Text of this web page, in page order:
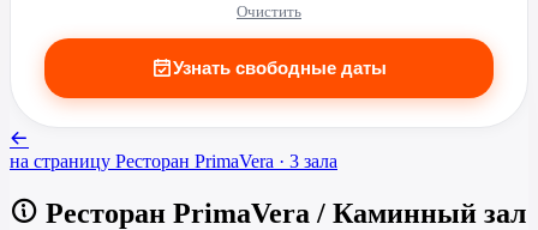
Очистить
Узнать свободные даты
на страницу Ресторан PrimaVera · 3 зала
Ресторан PrimaVera / Каминный зал